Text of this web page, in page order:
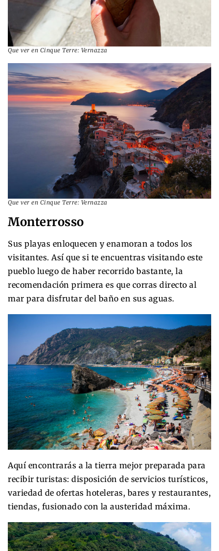
Que ver en Cinque Terre: Vernazza
Que ver en Cinque Terre: Vernazza
Monterrosso
Sus playas enloquecen y enamoran a todos los
visitantes. Así que si te encuentras visitando este
pueblo luego de haber recorrido bastante, la
recomendación primera es que corras directo al
mar para disfrutar del baño en sus aguas.
Aquí encontrarás a la tierra mejor preparada para
recibir turistas: disposición de servicios turísticos,
variedad de ofertas hoteleras, bares y restaurantes,
tiendas, fusionado con la austeridad máxima.